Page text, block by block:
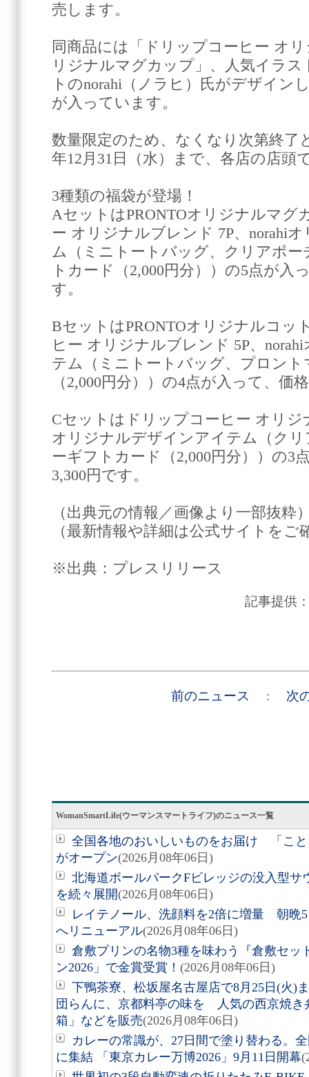
売します。
同商品には「ドリップコーヒー オ
リジナルマグカップ」、人気イラ
トのnorahi（ノラヒ）氏がデザイン
が入っています。
数量限定のため、なくなり次第終了
年12月31日（水）まで、各店の店頭
3種類の福袋が登場！
AセットはPRONTOオリジナルマグ
ー オリジナルブレンド 7P、norahi
ム（ミニトートバッグ、クリアポ
トカード（2,000円分））の5点が入
す。
BセットはPRONTOオリジナルコッ
ヒー オリジナルブレンド 5P、
テム（ミニトートバッグ、プロン
（2,000円分））の4点が入って、価
Cセットはドリップコーヒー オリジ
オリジナルデザインアイテム（ク
ーギフトカード（2,000円分））の3
3,300円です。
（出典元の情報／画像より一部抜粋
（最新情報や詳細は公式サイトをご
※出典：プレスリリース
記事提供
前のニュース : 次
WomanSmartLife(ウーマンスマートライフ)のニュース一覧
全国各地のおいしいものをお届け 「こ
がオープン(2026月08年06日)
北海道ボールパークFビレッジの没入型サ
を続々展開(2026月08年06日)
レイテノール、洗顔料を2倍に増量 朝晩
へリニューアル(2026月08年06日)
倉敷プリンの名物3種を味わう『倉敷セッ
ン2026」で金賞受賞！ (2026月08年06日)
下鴨茶寮、松坂屋名古屋店で8月25日(火)
団らんに、京都料亭の味を 人気の西京焼き
箱」などを販売(2026月08年06日)
カレーの常識が、27日間で塗り替わる。
に集結 「東京カレー万博2026」9月11日開幕